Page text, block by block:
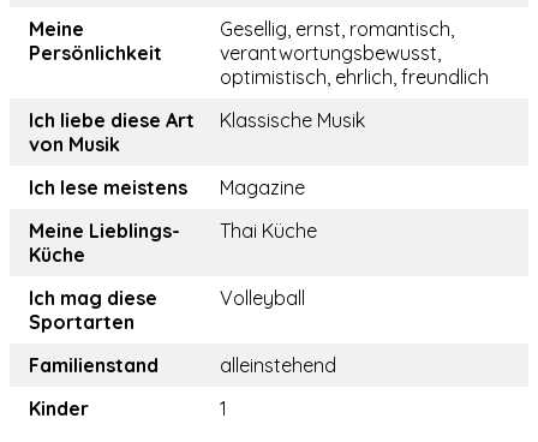
Meine
Persönlichkeit
Gesellig, ernst, romantisch,
verantwortungsbewusst,
optimistisch, ehrlich, freundlich
Ich liebe diese Art
von Musik
Klassische Musik
Ich lese meistens
Magazine
Meine Lieblings-
Küche
Thai Küche
Ich mag diese
Sportarten
Volleyball
Familienstand
alleinstehend
Kinder
1